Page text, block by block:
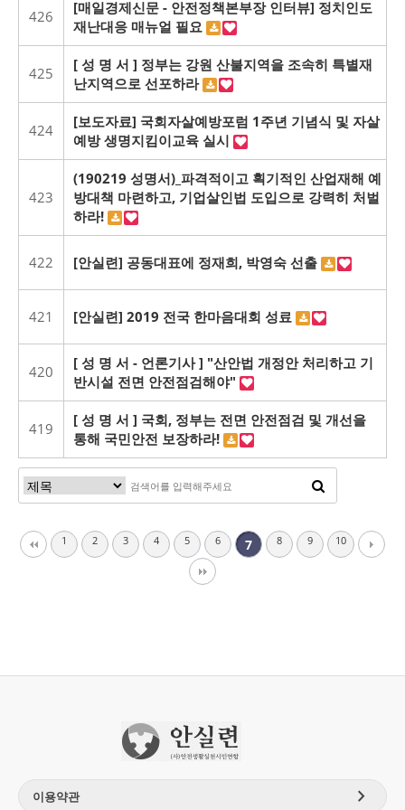
426
[매일경제신문 - 안전정책본부장 인터뷰] 정치인도
재난대응 매뉴얼 필요
425
[ 성 명 서 ] 정부는 강원 산불지역을 조속히 특별재
난지역으로 선포하라
424
[보도자료] 국회자살예방포럼 1주년 기념식 및 자살
예방 생명지킴이교육 실시
423
(190219 성명서)_파격적이고 획기적인 산업재해 예
방대책 마련하고, 기업살인법 도입으로 강력히 처벌
하라!
422 [안실련] 공동대표에 정재희, 박영숙 선출
421 [안실련] 2019 전국 한마음대회 성료
420
[ 성 명 서 - 언론기사 ] "산안법 개정안 처리하고 기
반시설 전면 안전점검해야"
419
[ 성 명 서 ] 국회, 정부는 전면 안전점검 및 개선을
통해 국민안전 보장하라!
1 2 3 4 5 6 7 8 9 10
이용약관 chevron_right